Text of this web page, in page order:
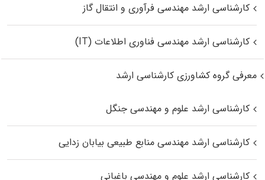
کارشناسی ارشد مهندسی فرآوری و انتقال گاز
کارشناسی ارشد مهندسی فناوری اطلاعات (IT)
معرفی گروه کشاورزی کارشناسی ارشد
کارشناسی ارشد علوم و مهندسی جنگل
کارشناسی ارشد مهندسی منابع طبیعی بیابان زدایی
کارشناسی ارشد علوم و مهندسی باغبانی